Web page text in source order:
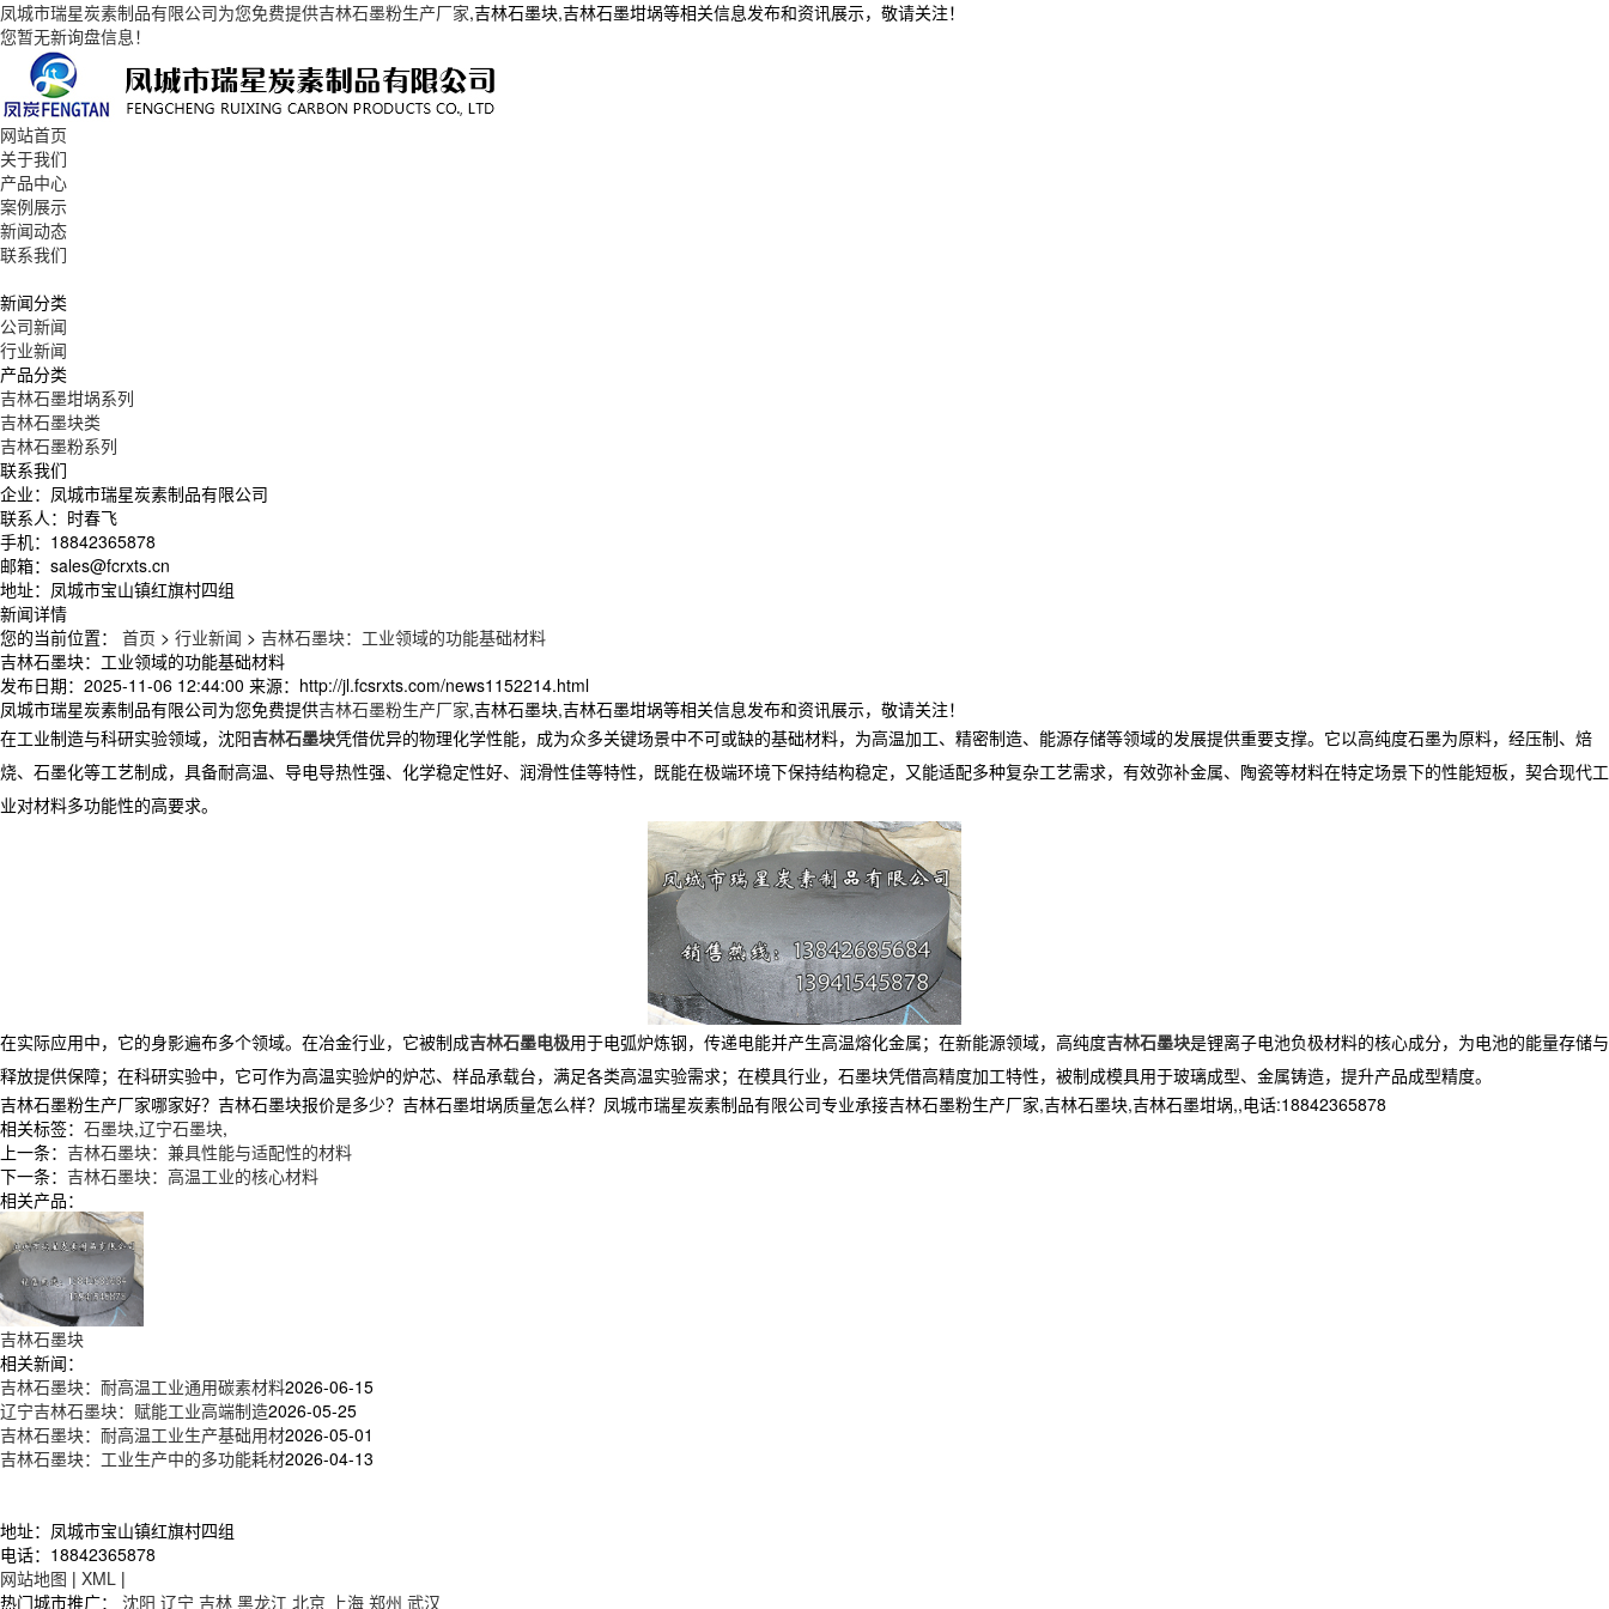
凤城市瑞星炭素制品有限公司为您免费提供吉林石墨粉生产厂家,吉林石墨块,吉林石墨坩埚等相关信息发布和资讯展示，敬请关注！
您暂无新询盘信息！
网站首页
关于我们
产品中心
案例展示
新闻动态
联系我们
新闻分类
公司新闻
行业新闻
产品分类
吉林石墨坩埚系列
吉林石墨块类
吉林石墨粉系列
联系我们
企业：凤城市瑞星炭素制品有限公司
联系人：时春飞
手机：18842365878
邮箱：sales@fcrxts.cn
地址：凤城市宝山镇红旗村四组
新闻详情
您的当前位置： 首页 > 行业新闻 > 吉林石墨块：工业领域的功能基础材料
吉林石墨块：工业领域的功能基础材料
发布日期： 2025-11-06 12:44:00 来源： http://jl.fcsrxts.com/news1152214.html
凤城市瑞星炭素制品有限公司为您免费提供吉林石墨粉生产厂家,吉林石墨块,吉林石墨坩埚等相关信息发布和资讯展示，敬请关注！
在工业制造与科研实验领域，沈阳吉林石墨块凭借优异的物理化学性能，成为众多关键场景中不可或缺的基础材料，为高温加工、精密制造、能源存储等领域的发展提供重要支撑。它以高纯度石墨为原料，经压制、焙
烧、石墨化等工艺制成，具备耐高温、导电导热性强、化学稳定性好、润滑性佳等特性，既能在极端环境下保持结构稳定，又能适配多种复杂工艺需求，有效弥补金属、陶瓷等材料在特定场景下的性能短板，契合现代工
业对材料多功能性的高要求。
在实际应用中，它的身影遍布多个领域。在冶金行业，它被制成吉林石墨电极用于电弧炉炼钢，传递电能并产生高温熔化金属；在新能源领域，高纯度吉林石墨块是锂离子电池负极材料的核心成分，为电池的能量存储与
释放提供保障；在科研实验中，它可作为高温实验炉的炉芯、样品承载台，满足各类高温实验需求；在模具行业，石墨块凭借高精度加工特性，被制成模具用于玻璃成型、金属铸造，提升产品成型精度。
吉林石墨粉生产厂家哪家好？吉林石墨块报价是多少？吉林石墨坩埚质量怎么样？凤城市瑞星炭素制品有限公司专业承接吉林石墨粉生产厂家,吉林石墨块,吉林石墨坩埚,,电话:18842365878
相关标签： 石墨块,辽宁石墨块,
上一条： 吉林石墨块：兼具性能与适配性的材料
下一条： 吉林石墨块：高温工业的核心材料
相关产品：
吉林石墨块
相关新闻：
吉林石墨块：耐高温工业通用碳素材料2026-06-15
辽宁吉林石墨块：赋能工业高端制造2026-05-25
吉林石墨块：耐高温工业生产基础用材2026-05-01
吉林石墨块：工业生产中的多功能耗材2026-04-13
地址：凤城市宝山镇红旗村四组
电话：18842365878
网站地图 | XML |
热门城市推广： 沈阳 辽宁 吉林 黑龙江 北京 上海 郑州 武汉